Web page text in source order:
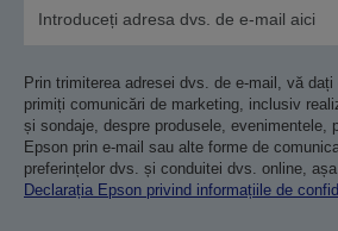
Prin trimiterea adresei dvs. de e-mail, vă
primiți comunicări de marketing, inclusiv
și sondaje, despre produsele, evenimentele,
Epson prin e-mail sau alte forme de
preferințelor dvs. și conduitei dvs. online,
Declarația Epson privind informațiile de